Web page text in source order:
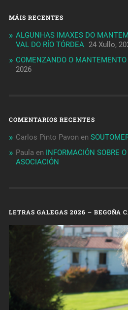
MÁIS RECENTES
ALGUNHAS IMAXES DO
VAL DO RÍO TÓRDEA 24 Xullo,
COMENZANDO O MANTEMENTO
2026
COMENTARIOS RECENTES
Carlos Pinto Pavon en
Paula en
INFORMACIÓN SOBRE
ASOCIACIÓN
LETRAS GALEGAS 2026 – BEGOÑA